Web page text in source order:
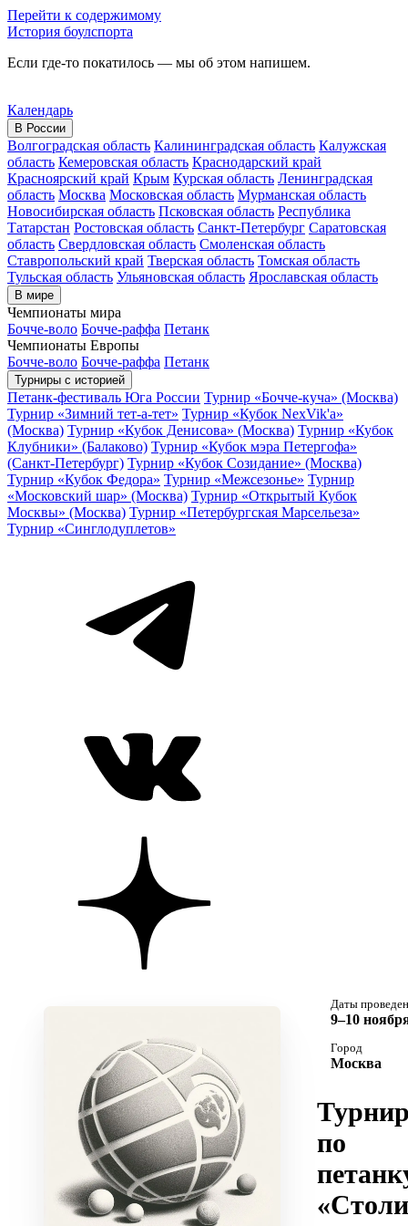
Перейти к содержимому
История боулспорта
Если где-то покатилось — мы об этом напишем.
Календарь
В России
Волгоградская область Калининградская область Калужская
область Кемеровская область Краснодарский край
Красноярский край Крым Курская область Ленинградская
область Москва Московская область Мурманская область
Новосибирская область Псковская область Республика
Татарстан Ростовская область Санкт-Петербург Саратовская
область Свердловская область Смоленская область
Ставропольский край Тверская область Томская область
Тульская область Ульяновская область Ярославская область
В мире
Чемпионаты мира
Бочче-воло Бочче-раффа Петанк
Чемпионаты Европы
Бочче-воло Бочче-раффа Петанк
Турниры с историей
Петанк-фестиваль Юга России Турнир «Бочче-куча» (Москва)
Турнир «Зимний тет-а-тет» Турнир «Кубок NexVik'a»
(Москва) Турнир «Кубок Денисова» (Москва) Турнир «Кубок
Клубники» (Балаково) Турнир «Кубок мэра Петергофа»
(Санкт-Петербург) Турнир «Кубок Созидание» (Москва)
Турнир «Кубок Федора» Турнир «Межсезонье» Турнир
«Московский шар» (Москва) Турнир «Открытый Кубок
Москвы» (Москва) Турнир «Петербургская Марсельеза»
Турнир «Синглодуплетов»
Даты
9–10
Город
Москва
по